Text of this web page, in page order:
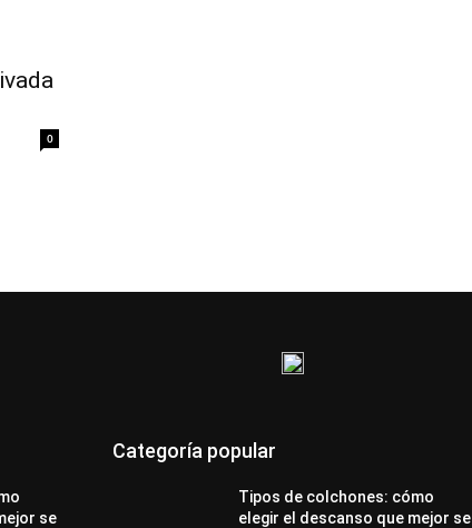
0
se
Categoría popular
Tipos de colchones: cómo
elegir el descanso que mejor se